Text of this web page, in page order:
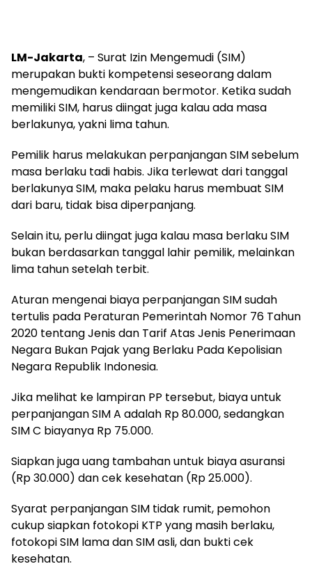
LM-Jakarta, – Surat Izin Mengemudi (SIM)
merupakan bukti kompetensi seseorang dalam
mengemudikan kendaraan bermotor. Ketika sudah
memiliki SIM, harus diingat juga kalau ada masa
berlakunya, yakni lima tahun.
Pemilik harus melakukan perpanjangan SIM sebelum
masa berlaku tadi habis. Jika terlewat dari tanggal
berlakunya SIM, maka pelaku harus membuat SIM
dari baru, tidak bisa diperpanjang.
Selain itu, perlu diingat juga kalau masa berlaku SIM
bukan berdasarkan tanggal lahir pemilik, melainkan
lima tahun setelah terbit.
Aturan mengenai biaya perpanjangan SIM sudah
tertulis pada Peraturan Pemerintah Nomor 76 Tahun
2020 tentang Jenis dan Tarif Atas Jenis Penerimaan
Negara Bukan Pajak yang Berlaku Pada Kepolisian
Negara Republik Indonesia.
Jika melihat ke lampiran PP tersebut, biaya untuk
perpanjangan SIM A adalah Rp 80.000, sedangkan
SIM C biayanya Rp 75.000.
Siapkan juga uang tambahan untuk biaya asuransi
(Rp 30.000) dan cek kesehatan (Rp 25.000).
Syarat perpanjangan SIM tidak rumit, pemohon
cukup siapkan fotokopi KTP yang masih berlaku,
fotokopi SIM lama dan SIM asli, dan bukti cek
kesehatan.